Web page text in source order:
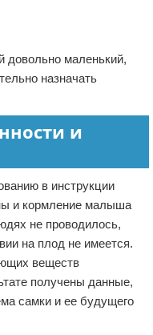
довольно маленький,
назначать
и
в инструкции
и кормление малыша
не проводилось,
на плод не имеется.
веществ
получены данные,
самки и ее будущего